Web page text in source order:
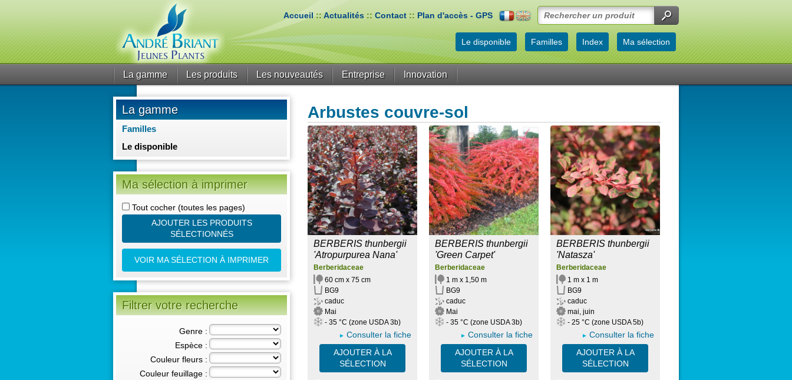
Accueil::Actualités :: Contact :: Plan d'accès - GPS
Le disponible Familles Index Ma sélection
La gamme Les produits Les nouveautés Entreprise Innovation
La gamme
Familles
Le disponible
Ma sélection à imprimer
Tout cocher (toutes les pages)
AJOUTER LES PRODUITS
SÉLECTIONNÉS
VOIR MA SÉLECTION À IMPRIMER
Filtrer votre recherche
Genre :
Espèce :
Couleur fleurs :
Couleur feuillage :
Arbustes couvre-sol
BERBERIS thunbergii
'Atropurpurea Nana'
Berberidaceae
60 cm x 75 cm
BG9
caduc
Mai
- 35 °C (zone USDA 3b)
Consulter la fiche
AJOUTER À LA
SÉLECTION
BERBERIS thunbergii
'Green Carpet'
Berberidaceae
1 m x 1,50 m
BG9
caduc
Mai
- 35 °C (zone USDA 3b)
Consulter la fiche
AJOUTER À LA
SÉLECTION
BERBERIS thunbergii
'Natasza'
Berberidaceae
1 m x 1 m
BG9
caduc
mai, juin
- 25 °C (zone USDA 5b)
Consulter la fiche
AJOUTER À LA
SÉLECTION